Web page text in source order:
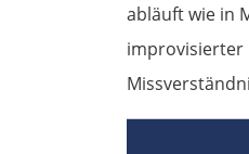
abläuft wie in
improvisierter